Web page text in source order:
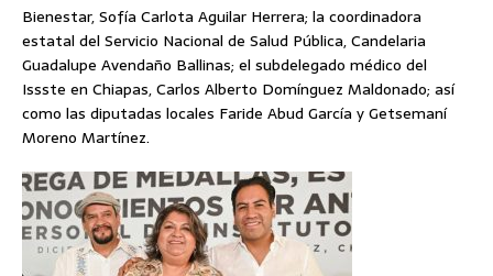
Bienestar, Sofía Carlota Aguilar Herrera; la coordinadora
estatal del Servicio Nacional de Salud Pública, Candelaria
Guadalupe Avendaño Ballinas; el subdelegado médico del
Issste en Chiapas, Carlos Alberto Domínguez Maldonado; así
como las diputadas locales Faride Abud García y Getsemaní
Moreno Martínez.